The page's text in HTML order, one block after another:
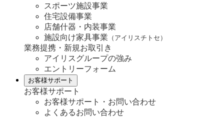
スポーツ施設事業
住宅設備事業
店舗什器・内装事業
施設向け家具事業 （アイリスチトセ）
業務提携・新規お取引き
アイリスグループの強み
エントリーフォーム
お客様サポート
お客様サポート
お客様サポート・お問い合わせ
よくあるお問い合わせ